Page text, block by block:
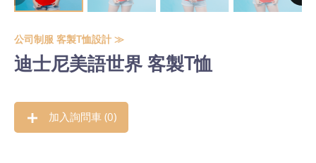
公司制服 客製T恤設計 ≫
迪士尼美語世界 客製T恤
加入詢問車 (0)